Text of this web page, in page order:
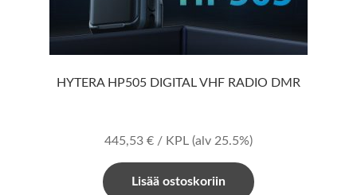
HYTERA HP505 DIGITAL VHF RADIO DMR
445,53 € / KPL (alv 25.5%)
Lisää ostoskoriin